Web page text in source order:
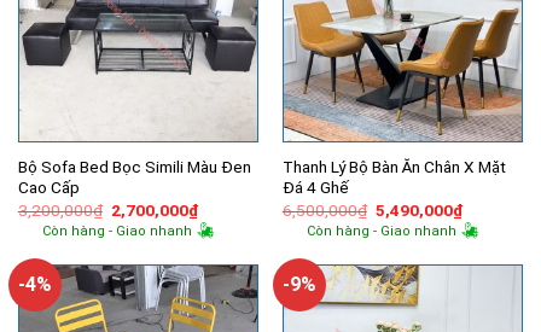
Bộ Sofa Bed Bọc Simili Màu Đen
Cao Cấp
3,200,000₫ Giá
gốc
là:
2,700,000₫Giá
hiện
tại
2,700,000₫.
Còn hàng - Giao nhanh
Thanh Lý Bộ Bàn Ăn Chân X Mặt
Đá 4 Ghế
6,500,000₫ Giá
gốc
là:
5,490,000₫Giá
hiện
tại
Còn hàng - Giao nhanh
-4% -9%